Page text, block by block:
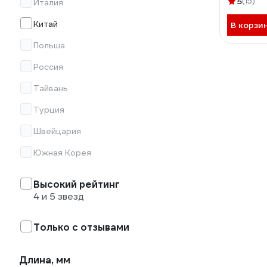
Италия
Китай
Польша
Россия
Тайвань
Турция
Швейцария
Южная Корея
Высокий рейтинг
4 и 5 звезд
Только с отзывами
Длина, мм
В